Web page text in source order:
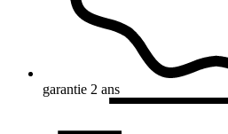
garantie 2 ans